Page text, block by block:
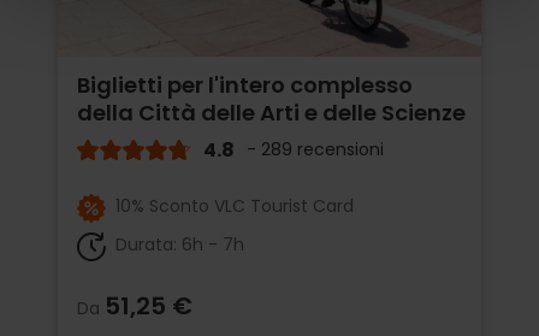
Biglietti per l'intero complesso
della Città delle Arti e delle Scienze
4.8 - 289 recensioni
10% Sconto VLC Tourist Card
Durata: 6h - 7h
Da 51,25 €